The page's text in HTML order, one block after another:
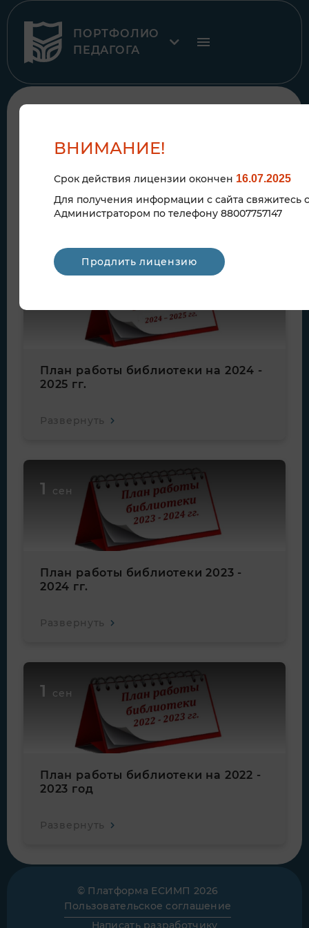
ПОРТФОЛИО
ПЕДАГОГА
БИБЛИОТЕКИ
План работы библиотеки на 2024 -
2025 гг.
Развернуть
1 сен
План работы библиотеки 2023 -
2024 гг.
Развернуть
1 сен
План работы библиотеки на 2022 -
2023 год
Развернуть
© Платформа ЕСИМП 2026
Пользовательское соглашение
Написать разработчику
ВНИМАНИЕ!
Срок действия лицензии окончен 16.07.2025
Для получения информации с сайта свяжитесь с
Администратором по телефону 88007757147
Продлить лицензию